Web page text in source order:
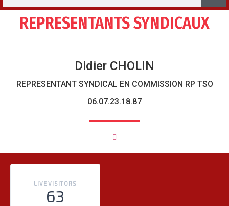
REPRESENTANTS SYNDICAUX
Didier CHOLIN
REPRESENTANT SYNDICAL EN COMMISSION RP TSO
06.07.23.18.87
LIVE VISITORS
63